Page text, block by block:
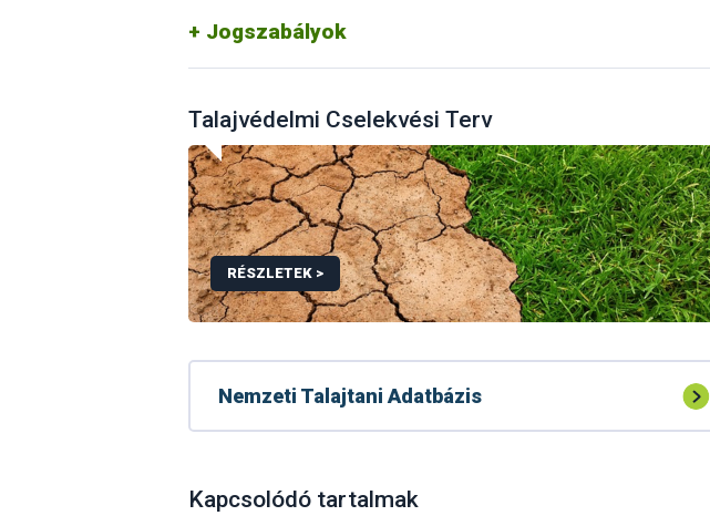
Jogszabályok
Talajvédelmi Cselekvési Terv
RÉSZLETEK >
Nemzeti Talajtani Adatbázis
Kapcsolódó tartalmak